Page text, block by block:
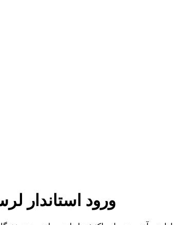
ورود استاندار